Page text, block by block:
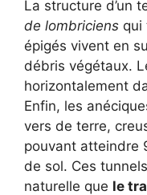
La structure d’un
de lombriciens qui
épigés vivent en
débris végétaux.
horizontalement
Enfin, les
vers de terre,
pouvant atteindre
de sol. Ces
naturelle que le